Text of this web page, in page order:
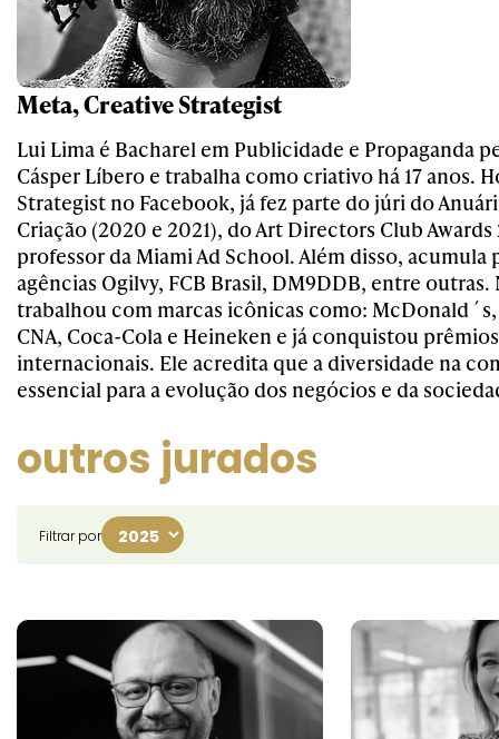
Meta, Creative Strategist
Lui Lima é Bacharel em Publicidade e Propaganda
Cásper Líbero e trabalha como criativo há 17 anos.
Strategist no Facebook, já fez parte do júri do
Criação (2020 e 2021), do Art Directors Club Awards
professor da Miami Ad School. Além disso, acumula
agências Ogilvy, FCB Brasil, DM9DDB, entre outras.
trabalhou com marcas icônicas como:
CNA, Coca-Cola e Heineken e já conquistou
internacionais. Ele acredita que a diversidade na
essencial para a evolução dos negócios e da
outros jurados
Filtrar por